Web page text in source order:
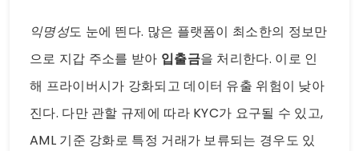
익명성도 눈에 띈다. 많은 플랫폼이 최소한의 정보만
으로 지갑 주소를 받아 입출금을 처리한다. 이로 인
해 프라이버시가 강화되고 데이터 유출 위험이 낮아
진다. 다만 관할 규제에 따라 KYC가 요구될 수 있고,
AML 기준 강화로 특정 거래가 보류되는 경우도 있